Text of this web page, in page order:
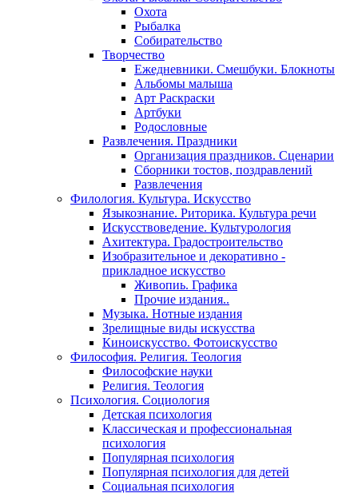
Охота
Рыбалка
Собирательство
Творчество
Ежедневники. Смешбуки. Блокноты
Альбомы малыша
Арт Раскраски
Артбуки
Родословные
Развлечения. Праздники
Организация праздников. Сценарии
Сборники тостов, поздравлений
Развлечения
Филология. Культура. Искусство
Языкознание. Риторика. Культура речи
Искусствоведение. Культурология
Ахитектура. Градостроительство
Изобразительное и декоративно -
прикладное искусство
Живопиь. Графика
Прочие издания..
Музыка. Нотные издания
Зрелищные виды искусства
Киноискусство. Фотоискусство
Философия. Религия. Теология
Философские науки
Религия. Теология
Психология. Социология
Детская психология
Классическая и профессиональная
психология
Популярная психология
Популярная психология для детей
Социальная психология